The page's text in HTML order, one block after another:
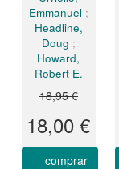
Emmanuel ;
Headline,
Doug ;
Howard,
Robert E.
18,95 €
18,00 €
comprar